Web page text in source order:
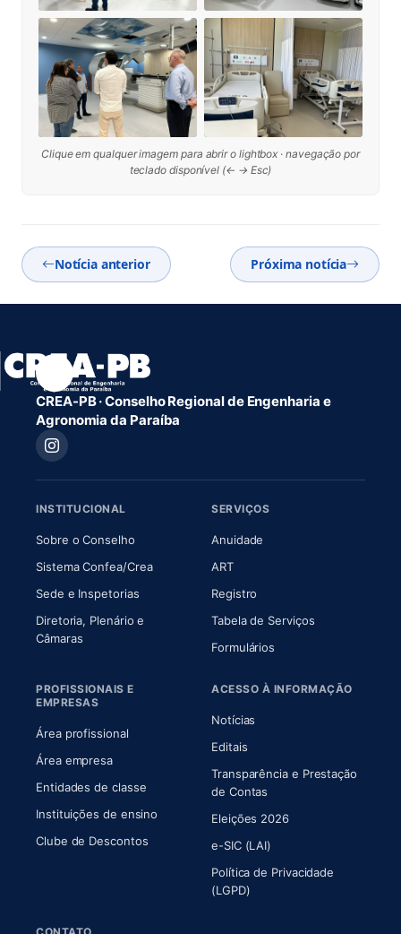
Clique em qualquer imagem para abrir o lightbox · navegação por
teclado disponível (← → Esc)
Notícia anterior Próxima notícia
CREA-PB · Conselho Regional de Engenharia e
Agronomia da Paraíba
INSTITUCIONAL
Sobre o Conselho(abre em nova aba)
Sistema Confea/Crea(abre em nova aba)
Sede e Inspetorias
Diretoria, Plenário e
Câmaras(abre em nova aba)
SERVIÇOS
Anuidade
ART(abre em nova aba)
Registro
Tabela de Serviços
Formulários
PROFISSIONAIS E
EMPRESAS
Área profissional
Área empresa
Entidades de classe
Instituições de ensino
Clube de Descontos
ACESSO À INFORMAÇÃO
Notícias
Editais
Transparência e Prestação
de Contas
Eleições 2026
e-SIC (LAI)
Política de Privacidade
(LGPD)